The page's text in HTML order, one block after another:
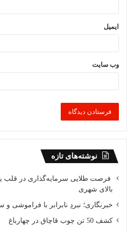
ایمیل
وب‌ سایت
نوشته‌های تازه
بالای شهری
خبرنگاری؛ نبردِ نابرابر با فراموشی
کشف 50 تن چوب قاچاق در چهارباغ